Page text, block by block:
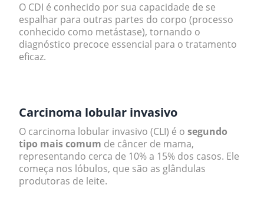
O CDI é conhecido por sua capacidade de se
espalhar para outras partes do corpo (processo
conhecido como metástase), tornando o
diagnóstico precoce essencial para o tratamento
eficaz.
Carcinoma lobular invasivo
O carcinoma lobular invasivo (CLI) é o segundo
tipo mais comum de câncer de mama,
representando cerca de 10% a 15% dos casos. Ele
começa nos lóbulos, que são as glândulas
produtoras de leite.